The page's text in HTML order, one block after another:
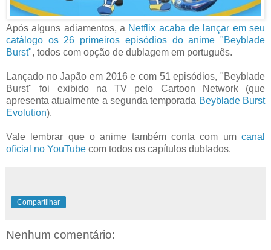
Após alguns adiamentos, a Netflix acaba de lançar em seu
catálogo os 26 primeiros episódios do anime "Beyblade
Burst", todos com opção de dublagem em português.
Lançado no Japão em 2016 e com 51 episódios, "Beyblade
Burst" foi exibido na TV pelo Cartoon Network (que
apresenta atualmente a segunda temporada Beyblade Burst
Evolution).
Vale lembrar que o anime também conta com um canal
oficial no YouTube com todos os capítulos dublados.
Compartilhar
Nenhum comentário: